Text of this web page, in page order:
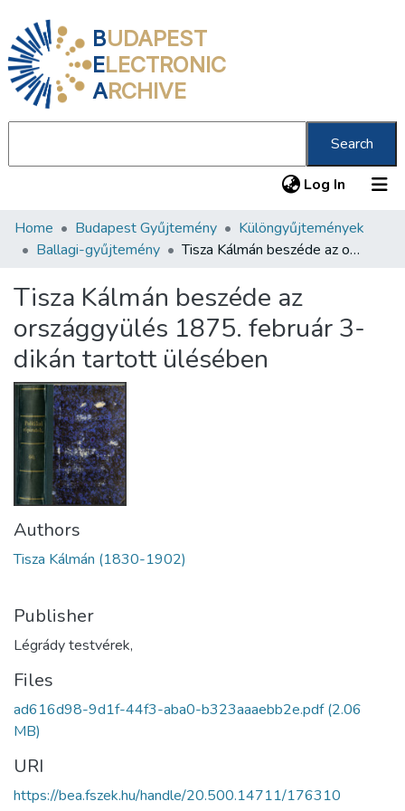
BUDAPEST
ELECTRONIC
ARCHIVE
Search
Log In (current)
Communities & Collections
Statistics
About us
Home Budapest Gyűjtemény
Különgyűjtemények
Ballagi-gyűjtemény
Tisza Kálmán beszéde az országgyülés 1875. február 3-dikán tartott ülésében
Tisza Kálmán beszéde az
országgyülés 1875. február 3-
dikán tartott ülésében
Authors
Tisza Kálmán (1830-1902)
Publisher
Légrády testvérek,
Files
ad616d98-9d1f-44f3-aba0-b323aaaebb2e.pdf(2.06
MB)
URI
https://bea.fszek.hu/handle/20.500.14711/176310